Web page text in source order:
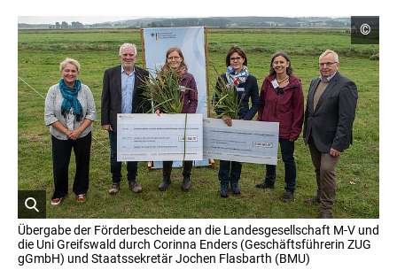
ö
f
f
C
o
p
y
r
i
g
h
t
I
n
f
o
r
m
a
©
Übergabe der Förderbescheide an die Landesgesellschaft M-V und
die Uni Greifswald durch Corinna Enders (Geschäftsführerin ZUG
gGmbH) und Staatssekretär Jochen Flasbarth (BMU)